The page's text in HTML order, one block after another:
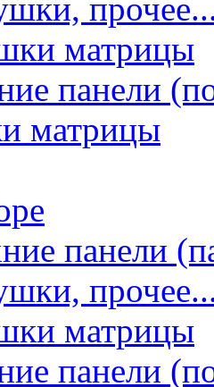
матрицы
панели
матрицы
панели
матрицы
панели